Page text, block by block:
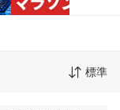
標準